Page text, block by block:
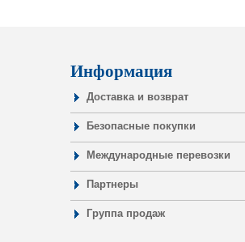
Информация
Доставка и возврат
Безопасные покупки
Международные перевозки
Партнеры
Группа продаж